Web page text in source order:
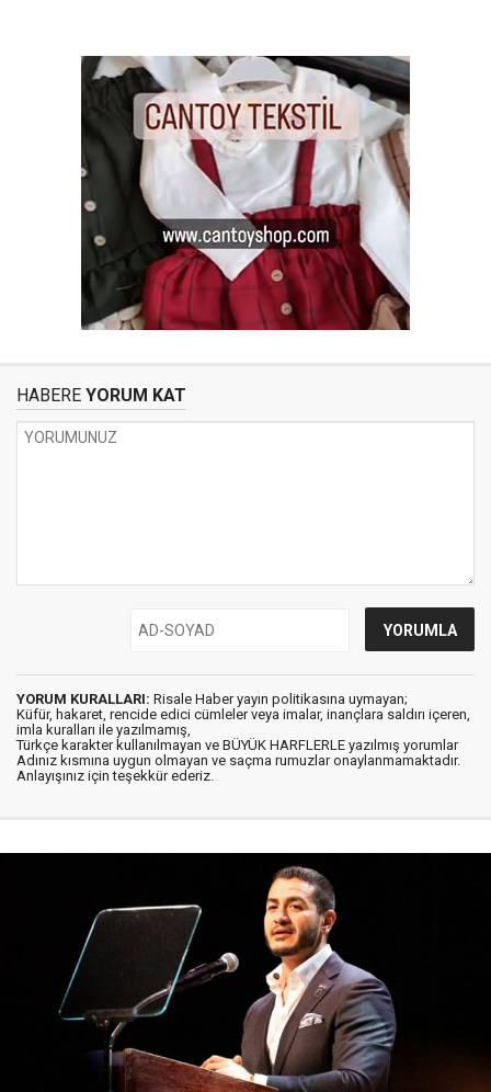
HABERE YORUM KAT
YORUM KURALLARI: Risale Haber yayın politikasına uymayan;
Küfür, hakaret, rencide edici cümleler veya imalar, inançlara saldırı içeren,
imla kuralları ile yazılmamış,
Türkçe karakter kullanılmayan ve BÜYÜK HARFLERLE yazılmış yorumlar
Adınız kısmına uygun olmayan ve saçma rumuzlar onaylanmamaktadır.
Anlayışınız için teşekkür ederiz.